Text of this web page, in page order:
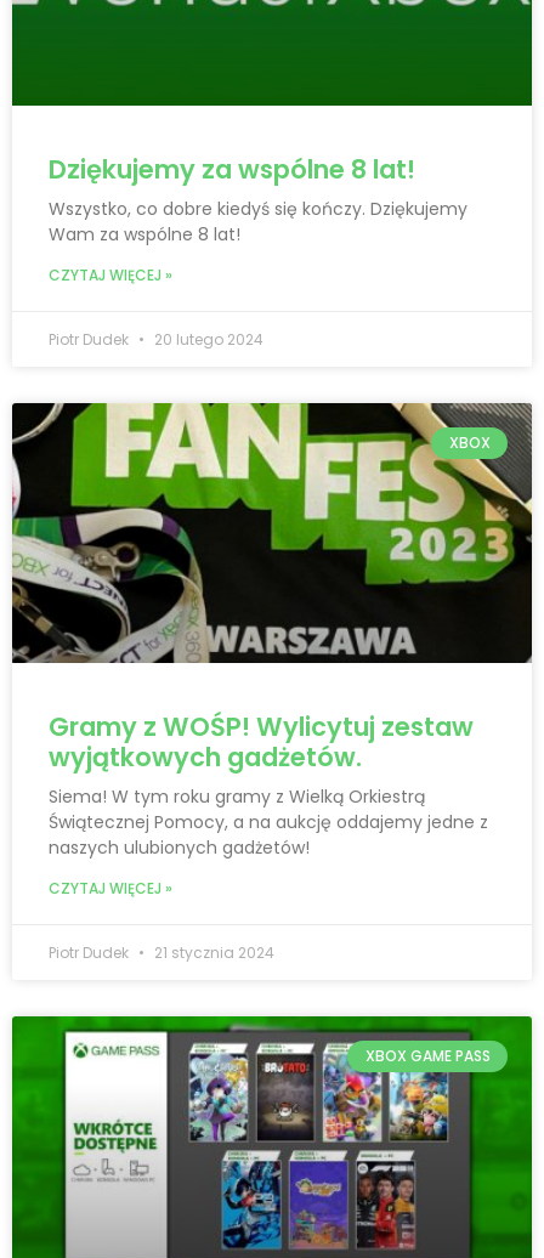
Dziękujemy za wspólne 8 lat!
Wszystko, co dobre kiedyś się kończy. Dziękujemy
Wam za wspólne 8 lat!
CZYTAJ WIĘCEJ »
Piotr Dudek 20 lutego 2024
XBOX
Gramy z WOŚP! Wylicytuj zestaw
wyjątkowych gadżetów.
Siema! W tym roku gramy z Wielką Orkiestrą
Świątecznej Pomocy, a na aukcję oddajemy jedne z
naszych ulubionych gadżetów!
CZYTAJ WIĘCEJ »
Piotr Dudek 21 stycznia 2024
XBOX GAME PASS